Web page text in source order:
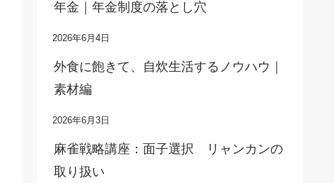
年金｜年金制度の落とし穴
2026年6月4日
外食に飽きて、自炊生活するノウハウ｜
素材編
2026年6月3日
麻雀戦略講座：面子選択 リャンカンの
取り扱い